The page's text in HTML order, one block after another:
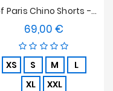
Tof Paris Chino Shorts - Bianco
69,00 €
XS S M
L
XL
XXL